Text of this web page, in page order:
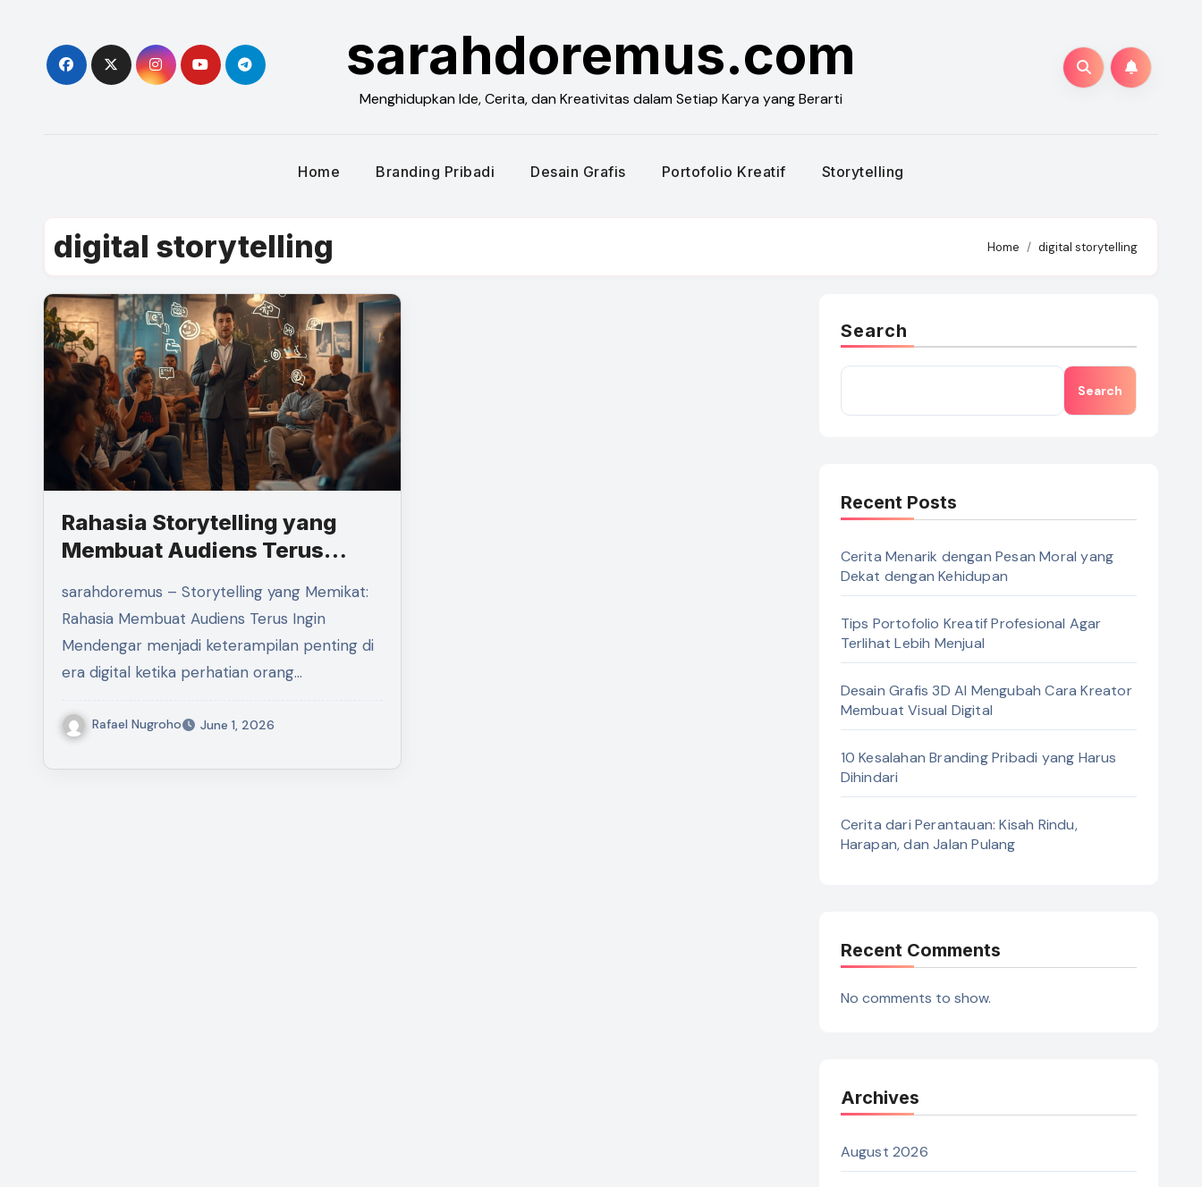
content
sarahdoremus.com
Menghidupkan Ide, Cerita, dan Kreativitas dalam Setiap Karya yang Berarti
Home Branding Pribadi Desain Grafis Portofolio Kreatif Storytelling
digital storytelling Home digital storytelling
Rahasia Storytelling yang
Membuat Audiens Terus
sarahdoremus – Storytelling yang Memikat:
Rahasia Membuat Audiens Terus Ingin
Mendengar menjadi keterampilan penting di
era digital ketika perhatian orang…
Rafael Nugroho June 1, 2026
Search
Search
Recent Posts
Cerita Menarik dengan Pesan Moral yang
Dekat dengan Kehidupan
Tips Portofolio Kreatif Profesional Agar
Terlihat Lebih Menjual
Desain Grafis 3D AI Mengubah Cara Kreator
Membuat Visual Digital
10 Kesalahan Branding Pribadi yang Harus
Dihindari
Cerita dari Perantauan: Kisah Rindu,
Harapan, dan Jalan Pulang
Recent Comments
No comments to show.
Archives
August 2026